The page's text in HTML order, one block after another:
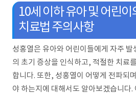
10세 이하 유아 및 어린
치료법 주의사항
성홍열은 유아와 어린이들에게 자주 발
의 초기 증상을 인식하고, 적절한 치료
합니다. 또한, 성홍열이 어떻게 전파되
야 하는지에 대해서도 알아보겠습니다.